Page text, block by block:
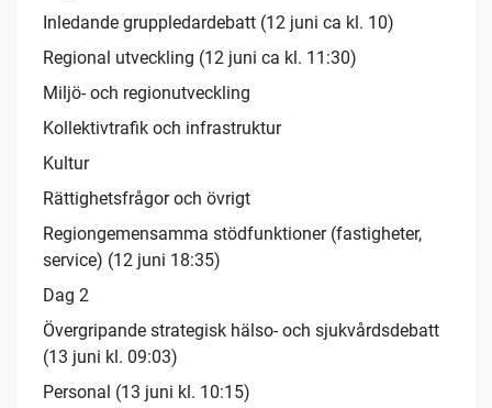
Inledande gruppledardebatt (12 juni ca kl. 10)
Regional utveckling (12 juni ca kl. 11:30)
Miljö- och regionutveckling
Kollektivtrafik och infrastruktur
Kultur
Rättighetsfrågor och övrigt
Regiongemensamma stödfunktioner (fastigheter,
service) (12 juni 18:35)
Dag 2
Övergripande strategisk hälso- och sjukvårdsdebatt
(13 juni kl. 09:03)
Personal (13 juni kl. 10:15)